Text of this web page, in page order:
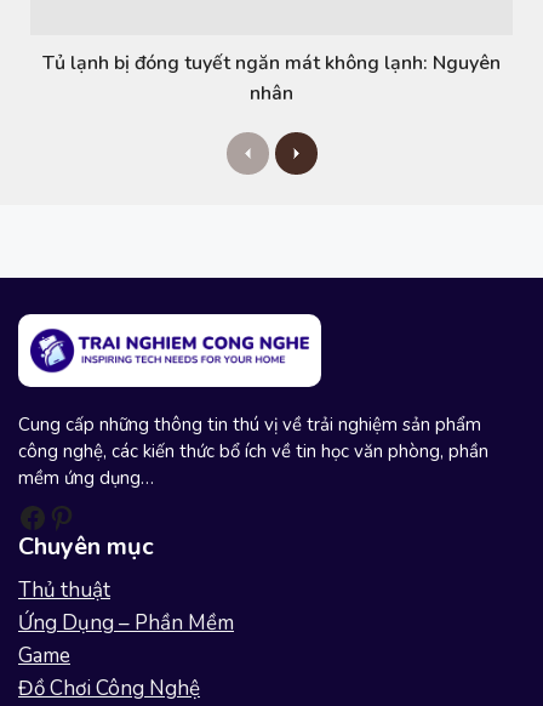
Tủ lạnh bị đóng tuyết ngăn mát không lạnh: Nguyên
nhân
P
r
u
N
e
Cung cấp những thông tin thú vị về trải nghiệm sản phẩm
công nghệ, các kiến thức bổ ích về tin học văn phòng, phần
mềm ứng dụng…
Facebook
Pinterest
Chuyên mục
Thủ thuật
Ứng Dụng – Phần Mềm
Game
Đồ Chơi Công Nghệ